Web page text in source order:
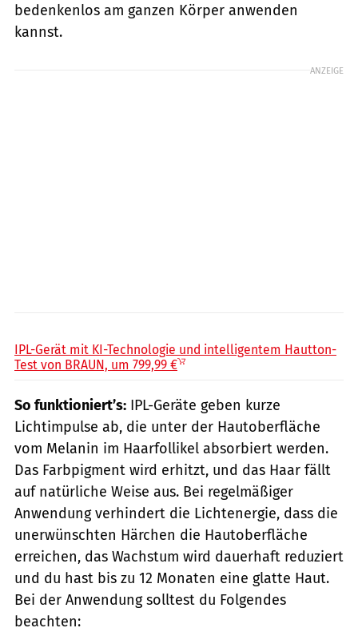
bedenkenlos am ganzen Körper anwenden
kannst.
ANZEIGE
IPL-Gerät mit KI-Technologie und intelligentem Hautton-
Test von BRAUN, um 799,99 €
So funktioniert’s: IPL-Geräte geben kurze
Lichtimpulse ab, die unter der Hautoberfläche
vom Melanin im Haarfollikel absorbiert werden.
Das Farbpigment wird erhitzt, und das Haar fällt
auf natürliche Weise aus. Bei regelmäßiger
Anwendung verhindert die Lichtenergie, dass die
unerwünschten Härchen die Hautoberfläche
erreichen, das Wachstum wird dauerhaft reduziert
und du hast bis zu 12 Monaten eine glatte Haut.
Bei der Anwendung solltest du Folgendes
beachten: